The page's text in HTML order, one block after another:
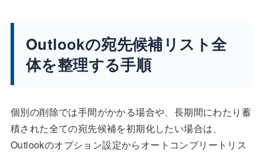
Outlookの宛先候補リスト全
体を整理する手順
個別の削除では手間がかかる場合や、長期間にわたり蓄
積された全ての宛先候補を初期化したい場合は、
Outlookのオプション設定からオートコンプリートリス